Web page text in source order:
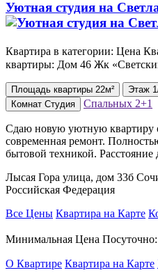
Уютная студия на
Квартира в категории: Цена
квартиры: Дом 46 Жк
Площадь квартиры 22м² Этаж
Комнат Студия Спальных 2+1
Сдаю новую уютную квартиру
современная ремонт.
бытовой техникой. Расстояние
Лысая Гора улица, дом 33б
Российская Федерация
Все Цены Квартира на Карте
Минимальная Цена Посуточно:
О Квартире Квартира на Карте